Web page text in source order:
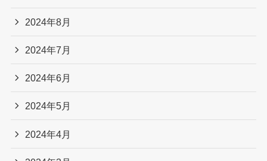
2024年8月
2024年7月
2024年6月
2024年5月
2024年4月